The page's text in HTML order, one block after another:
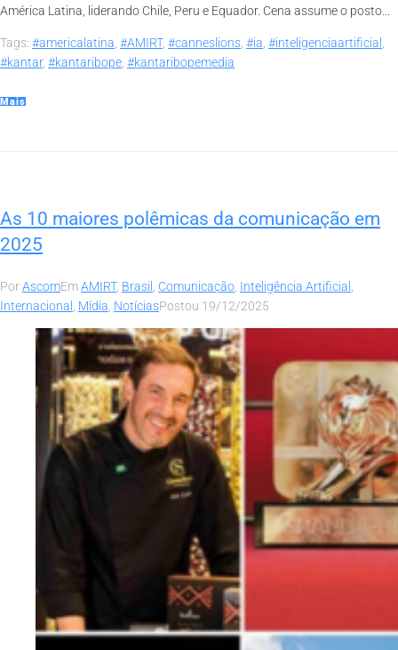
América Latina, liderando Chile, Peru e Equador. Cena assume o posto...
Tags: #americalatina, #AMIRT, #canneslions, #ia, #inteligenciaartificial ,
#kantar, #kantaribope, #kantaribopemedia
Mais
As 10 maiores polêmicas da comunicação em
2025
PorAscomEmAMIRT, Brasil , Comunicação, Inteligência Artificial ,
Internacional , Mídia, NotíciasPostou 19/12/2025